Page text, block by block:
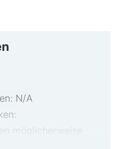
N/A
möglicherweise